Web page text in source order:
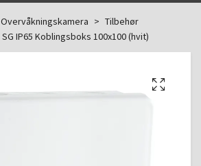
Overvåkningskamera
Tilbehør
SG IP65 Koblingsboks 100x100 (hvit)